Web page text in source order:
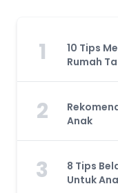
1
10 Tips
Rumah
2
Anak
3
8 Tips
Untuk